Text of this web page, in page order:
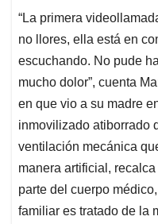
“La primera
no llores, ella está en
escuchando. No pude
mucho dolor”, cuenta
en que vio a su madre
inmovilizado atiborrado
ventilación mecánica
manera artificial,
parte del cuerpo
familiar es tratado de la